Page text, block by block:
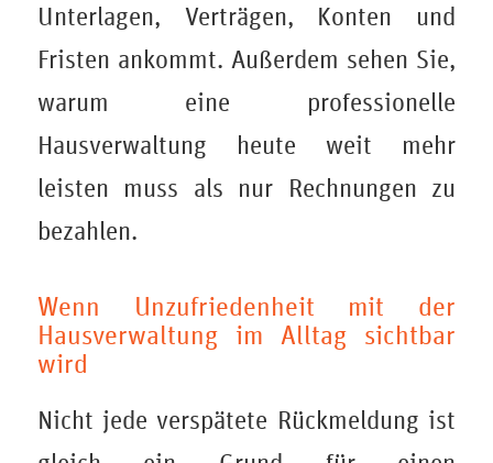
Unterlagen, Verträgen, Konten und
Fristen ankommt. Außerdem sehen Sie,
warum eine professionelle
Hausverwaltung heute weit mehr
leisten muss als nur Rechnungen zu
bezahlen.
Wenn Unzufriedenheit mit der
Hausverwaltung im Alltag sichtbar
wird
Nicht jede verspätete Rückmeldung ist